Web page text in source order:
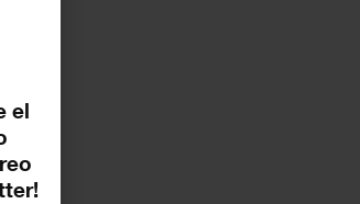
el